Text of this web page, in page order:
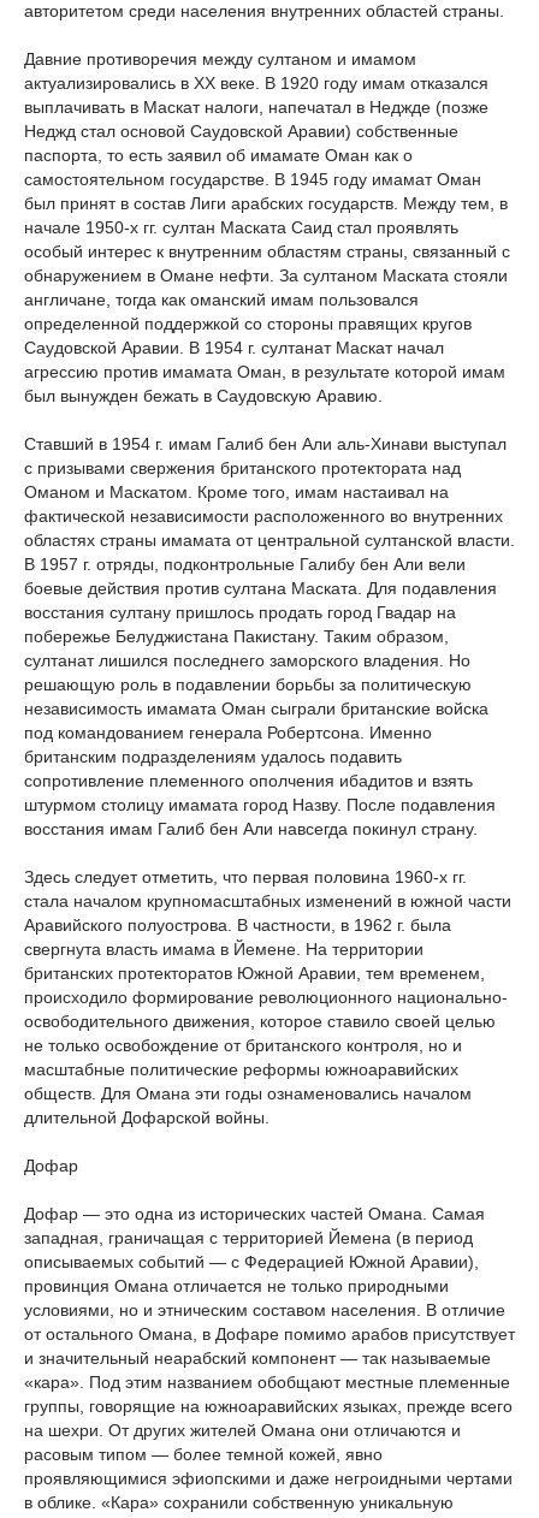
авторитетом среди населения внутренних областей страны.
Давние противоречия между султаном и имамом
актуализировались в ХХ веке. В 1920 году имам отказался
выплачивать в Маскат налоги, напечатал в Неджде (позже
Неджд стал основой Саудовской Аравии) собственные
паспорта, то есть заявил об имамате Оман как о
самостоятельном государстве. В 1945 году имамат Оман
был принят в состав Лиги арабских государств. Между тем, в
начале 1950-х гг. султан Маската Саид стал проявлять
особый интерес к внутренним областям страны, связанный с
обнаружением в Омане нефти. За султаном Маската стояли
англичане, тогда как оманский имам пользовался
определенной поддержкой со стороны правящих кругов
Саудовской Аравии. В 1954 г. султанат Маскат начал
агрессию против имамата Оман, в результате которой имам
был вынужден бежать в Саудовскую Аравию.
Ставший в 1954 г. имам Галиб бен Али аль-Хинави выступал
с призывами свержения британского протектората над
Оманом и Маскатом. Кроме того, имам настаивал на
фактической независимости расположенного во внутренних
областях страны имамата от центральной султанской власти.
В 1957 г. отряды, подконтрольные Галибу бен Али вели
боевые действия против султана Маската. Для подавления
восстания султану пришлось продать город Гвадар на
побережье Белуджистана Пакистану. Таким образом,
султанат лишился последнего заморского владения. Но
решающую роль в подавлении борьбы за политическую
независимость имамата Оман сыграли британские войска
под командованием генерала Робертсона. Именно
британским подразделениям удалось подавить
сопротивление племенного ополчения ибадитов и взять
штурмом столицу имамата город Назву. После подавления
восстания имам Галиб бен Али навсегда покинул страну.
Здесь следует отметить, что первая половина 1960-х гг.
стала началом крупномасштабных изменений в южной части
Аравийского полуострова. В частности, в 1962 г. была
свергнута власть имама в Йемене. На территории
британских протекторатов Южной Аравии, тем временем,
происходило формирование революционного национально-
освободительного движения, которое ставило своей целью
не только освобождение от британского контроля, но и
масштабные политические реформы южноаравийских
обществ. Для Омана эти годы ознаменовались началом
длительной Дофарской войны.
Дофар
Дофар — это одна из исторических частей Омана. Самая
западная, граничащая с территорией Йемена (в период
описываемых событий — с Федерацией Южной Аравии),
провинция Омана отличается не только природными
условиями, но и этническим составом населения. В отличие
от остального Омана, в Дофаре помимо арабов присутствует
и значительный неарабский компонент — так называемые
«кара». Под этим названием обобщают местные племенные
группы, говорящие на южноаравийских языках, прежде всего
на шехри. От других жителей Омана они отличаются и
расовым типом — более темной кожей, явно
проявляющимися эфиопскими и даже негроидными чертами
в облике. «Кара» сохранили собственную уникальную